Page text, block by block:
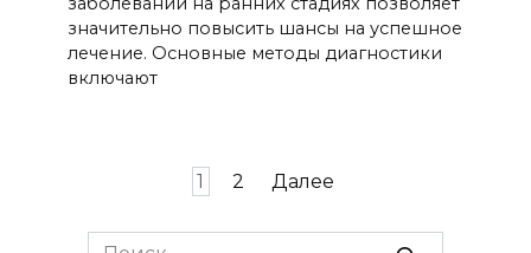
значительно повысить шансы на успешное
лечение. Основные методы диагностики
включают
1 2 Далее
Search